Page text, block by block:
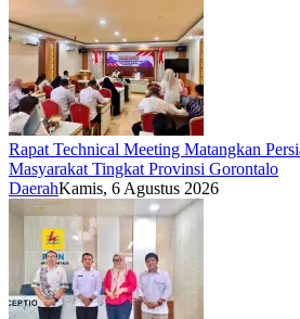
Rapat Technical Meeting Matangkan
Masyarakat Tingkat Provinsi Gorontalo
DaerahKamis, 6 Agustus 2026